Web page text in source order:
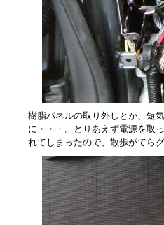
樹脂パネルの取り外しとか、短
に・・・。とりあえず電源を取
れてしまったので、散歩がてら